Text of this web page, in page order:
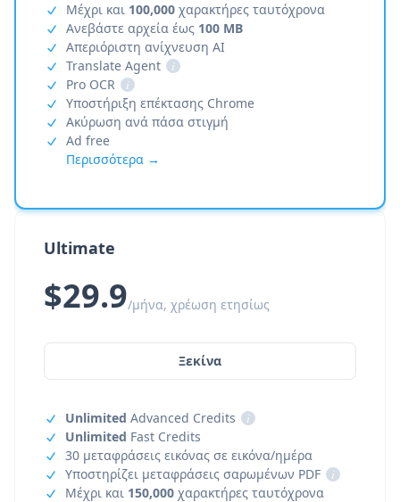
Μέχρι και 100,000 χαρακτήρες ταυτόχρονα
Ανεβάστε αρχεία έως 100 MB
Απεριόριστη ανίχνευση AI
Translate Agent
i
Pro OCR
i
Υποστήριξη επέκτασης Chrome
Ακύρωση ανά πάσα στιγμή
Ad free
Περισσότερα →
Ultimate
$29.9/μήνα, χρέωση ετησίως
Ξεκίνα
Unlimited Advanced Credits
i
Unlimited Fast Credits
30 μεταφράσεις εικόνας σε εικόνα/ημέρα
Υποστηρίζει μεταφράσεις σαρωμένων PDF
i
Μέχρι και 150,000 χαρακτήρες ταυτόχρονα